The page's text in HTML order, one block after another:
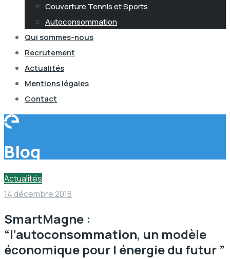
Couverture Tennis et Sports
Autoconsommation
Qui sommes-nous
Recrutement
Actualités
Mentions légales
Contact
Blog
Actualités
14 décembre 2018
SmartMagne :
“l’autoconsommation, un modèle
économique pour l énergie du futur ”